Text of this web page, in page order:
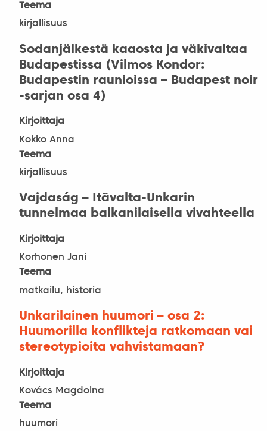
Teema
kirjallisuus
Sodanjälkestä kaaosta ja väkivaltaa
Budapestissa (Vilmos Kondor:
Budapestin raunioissa – Budapest noir
-sarjan osa 4)
Kirjoittaja
Kokko Anna
Teema
kirjallisuus
Vajdaság – Itävalta-Unkarin
tunnelmaa balkanilaisella vivahteella
Kirjoittaja
Korhonen Jani
Teema
matkailu, historia
Unkarilainen huumori – osa 2:
Huumorilla konflikteja ratkomaan vai
stereotypioita vahvistamaan?
Kirjoittaja
Kovács Magdolna
Teema
huumori